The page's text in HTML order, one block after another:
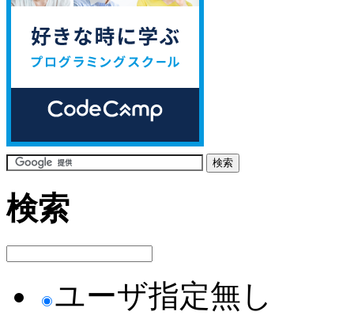
検索
ユーザ指定無し